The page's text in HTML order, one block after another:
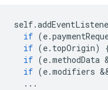
self.
if (e.
if (e. topOrigin)
if (e.methodData
if (e.modifiers
...